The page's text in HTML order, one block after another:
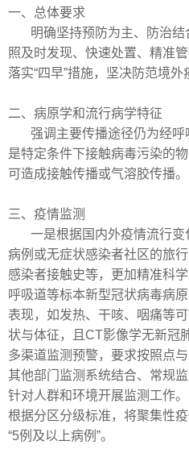
一、总体要求
明确坚持预防为主、防治
照及时发现、快速处置、精准
落实“四早”措施，坚决防范境外
二、病原学和流行病学特征
强调主要传播途径仍为经
是特定条件下接触病毒污染的
可造成接触传播或气溶胶传播。
三、疫情监测
一是根据国内外疫情流行
病例或无症状感染者社区的旅
感染者接触史等，更加精准科
呼吸道等标本新型冠状病毒病
表现，如发热、干咳、咽痛等
状与体征，且CT影像学无新冠
多渠道监测预警，要求按照点
其他部门监测系统结合、常规
针对人群和环境开展监测工作
根据分区分级标准，将聚集性
“5例及以上病例”。